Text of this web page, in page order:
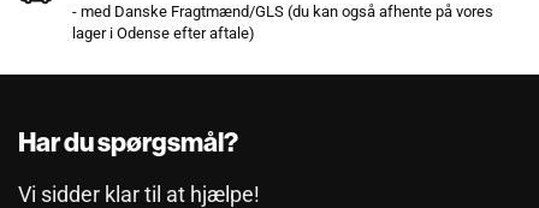
- med Danske Fragtmænd/GLS (du kan også afhente på vores
lager i Odense efter aftale)
Har du spørgsmål?
Vi sidder klar til at hjælpe!